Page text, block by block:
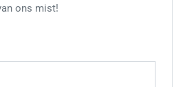
ons mist!